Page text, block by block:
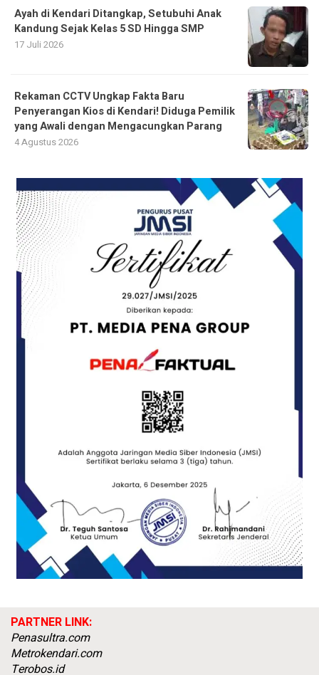
Ayah di Kendari Ditangkap, Setubuhi Anak
Kandung Sejak Kelas 5 SD Hingga SMP
17 Juli 2026
Rekaman CCTV Ungkap Fakta Baru
Penyerangan Kios di Kendari! Diduga Pemilik
yang Awali dengan Mengacungkan Parang
4 Agustus 2026
PARTNER LINK:
Penasultra.com
Metrokendari.com
Terobos.id